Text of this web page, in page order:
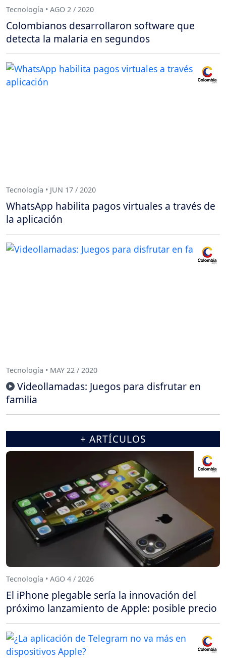
Tecnología • AGO 2 / 2020
Colombianos desarrollaron software que
detecta la malaria en segundos
Tecnología • JUN 17 / 2020
WhatsApp habilita pagos virtuales a través de
la aplicación
Tecnología • MAY 22 / 2020
Videollamadas: Juegos para disfrutar en
familia
+ ARTÍCULOS
Tecnología • AGO 4 / 2026
El iPhone plegable sería la innovación del
próximo lanzamiento de Apple: posible precio